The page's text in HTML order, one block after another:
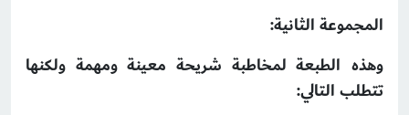
المجموعة الثانية:
وهذه الطبعة لمخاطبة شريحة معينة ومهمة ولكنها
تتطلب التالي: